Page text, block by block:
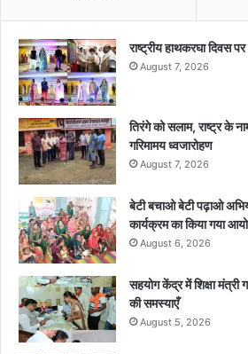
राष्ट्रीय हाथकरघा दिवस
August 7, 2026
तिरंगे को सलाम, राष्ट्र के
गरिमामय ध्वजारोहण
August 7, 2026
बेटी बचाओ बेटी पढ़ाओ
कार्यक्रम का किया गया
August 6, 2026
सहयोग केंद्र में शिक्षा मंत्री
की समस्याएँ
August 5, 2026